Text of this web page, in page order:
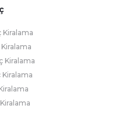
Kiralama
Kiralama